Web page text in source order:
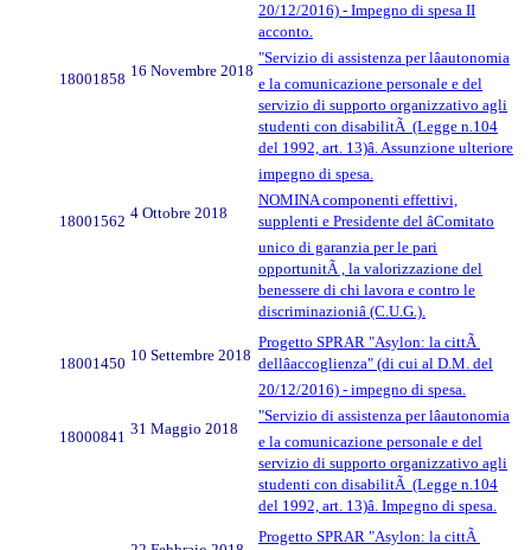
20/12/2016) - Impegno di spesa II
acconto.
18001858 16 Novembre 2018
"Servizio di assistenza per lâautonomia
e la comunicazione personale e del
servizio di supporto organizzativo agli
studenti con disabilitÃ (Legge n.104
del 1992, art. 13)â. Assunzione ulteriore
impegno di spesa.
18001562 4 Ottobre 2018
NOMINA componenti effettivi,
supplenti e Presidente del âComitato
unico di garanzia per le pari
opportunitÃ , la valorizzazione del
benessere di chi lavora e contro le
discriminazioniâ (C.U.G.).
18001450 10 Settembre 2018
Progetto SPRAR "Asylon: la cittÃ
dellâaccoglienza" (di cui al D.M. del
20/12/2016) - impegno di spesa.
18000841 31 Maggio 2018
"Servizio di assistenza per lâautonomia
e la comunicazione personale e del
servizio di supporto organizzativo agli
studenti con disabilitÃ (Legge n.104
del 1992, art. 13)â. Impegno di spesa.
Progetto SPRAR "Asylon: la cittÃ